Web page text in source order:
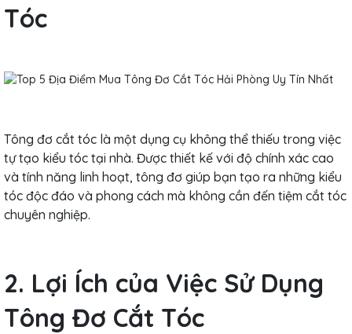
Tóc
Tông đơ cắt tóc là một dụng cụ không thể thiếu trong việc
tự tạo kiểu tóc tại nhà. Được thiết kế với độ chính xác cao
và tính năng linh hoạt, tông đơ giúp bạn tạo ra những kiểu
tóc độc đáo và phong cách mà không cần đến tiệm cắt tóc
chuyên nghiệp.
2. Lợi Ích của Việc Sử Dụng
Tông Đơ Cắt Tóc